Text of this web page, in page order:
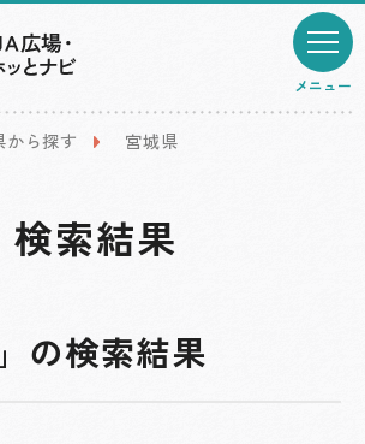
メニュー
から探す 宮城県
検索結果
の検索結果